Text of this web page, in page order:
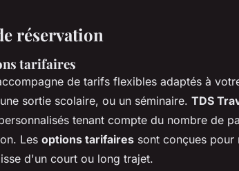
réservation
tarifaires
de tarifs flexibles adaptés à
sortie scolaire, ou un séminaire. TDS
tenant compte du nombre de
Les options tarifaires sont conçues pour
d'un court ou long trajet.